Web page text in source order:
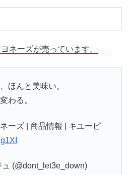
ネーズが売っています。
ほんと美味い。
わる。
ーズ | 商品情報 | キユーピ
(@dont_let3e_down)